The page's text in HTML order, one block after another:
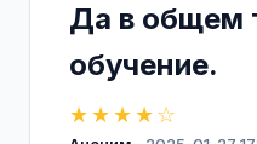
Да в общем
обучение.
★★★★☆